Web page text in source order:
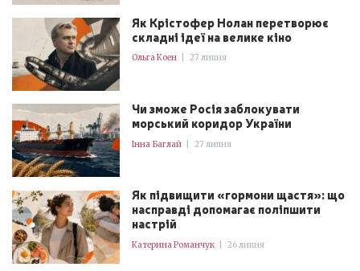
Як Крістофер Нолан перетворює
складні ідеї на велике кіно
Ольга Коен 27 липня
Чи зможе Росія заблокувати
морський коридор України
Інна Баглай 27 липня
Як підвищити «гормони щастя»: що
насправді допомагає поліпшити
настрій
Катерина Романчук 26 липня